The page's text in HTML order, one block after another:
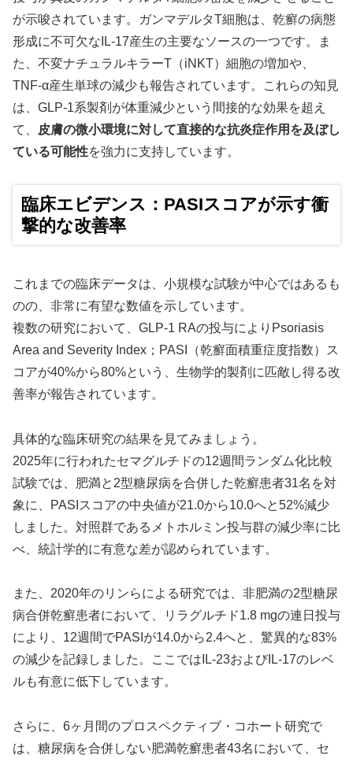
が示唆されています。ガンマデルタT細胞は、乾癬の病態
形成に不可欠なIL-17産生の主要なソースの一つです。ま
た、不変ナチュラルキラーT（iNKT）細胞の増加や、
TNF-α産生単球の減少も報告されています。これらの知見
は、GLP-1系製剤が体重減少という間接的な効果を超え
て、
皮膚の微小環境に対して直接的な抗炎症作用を及ぼし
ている可能性を強力に支持しています。
臨床エビデンス：PASIスコアが示す衝
撃的な改善率
これまでの臨床データは、小規模な試験が中心ではあるも
のの、非常に有望な数値を示しています。
複数の研究において、GLP-1 RAの投与によりPsoriasis
Area and Severity Index；PASI（乾癬面積重症度指数）ス
コアが40%から80%という、生物学的製剤に匹敵し得る改
善率が報告されています。
具体的な臨床研究の結果を見てみましょう。
2025年に行われたセマグルチドの12週間ランダム化比較
試験では、肥満と2型糖尿病を合併した乾癬患者31名を対
象に、PASIスコアの中央値が21.0から10.0へと52%減少
しました。対照群であるメトホルミン投与群の減少率に比
べ、統計学的に有意な差が認められています。
また、2020年のリンらによる研究では、非肥満の2型糖尿
病合併乾癬患者において、リラグルチド1.8 mgの連日投与
により、12週間でPASIが14.0から2.4へと、驚異的な83%
の減少を記録しました。ここではIL-23およびIL-17のレベ
ルも有意に低下しています。
さらに、6ヶ月間のプロスペクティブ・コホート研究で
は、糖尿病を合併しない肥満乾癬患者43名において、セ